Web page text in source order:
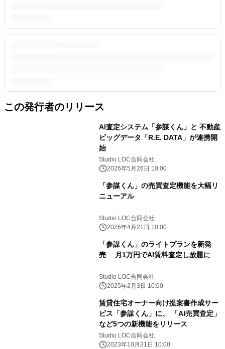
この発行者のリリース
AI査定システム「参謀くん」と 不動産
ビッグデータ「R.E. DATA」が連携開
始
Studio LOC合同会社
2026年5月26日 10:00
「参謀くん」の売買査定機能を大幅リ
ニューアル
Studio LOC合同会社
2026年4月21日 10:00
「参謀くん」のライトプランを新発
売 月1万円でAI賃料査定し放題に
Studio LOC合同会社
2025年2月3日 10:00
賃貸住宅オーナー向け提案書作成サー
ビス「参謀くん」に、 「AI売買査定」
など5つの新機能をリリース
Studio LOC合同会社
2023年10月31日 10:00